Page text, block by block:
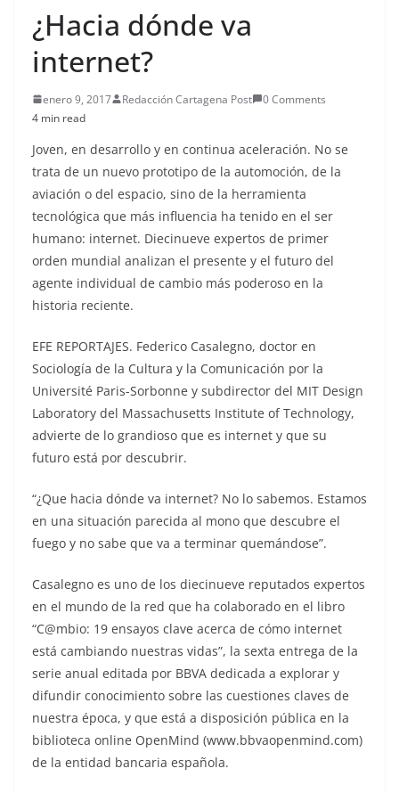
¿Hacia dónde va
internet?
enero 9, 2017 Redacción Cartagena Post
0 Comments
4 min read
Joven, en desarrollo y en continua aceleración. No se
trata de un nuevo prototipo de la automoción, de la
aviación o del espacio, sino de la herramienta
tecnológica que más influencia ha tenido en el ser
humano: internet. Diecinueve expertos de primer
orden mundial analizan el presente y el futuro del
agente individual de cambio más poderoso en la
historia reciente.
EFE REPORTAJES. Federico Casalegno, doctor en
Sociología de la Cultura y la Comunicación por la
Université Paris-Sorbonne y subdirector del MIT Design
Laboratory del Massachusetts Institute of Technology,
advierte de lo grandioso que es internet y que su
futuro está por descubrir.
“¿Que hacia dónde va internet? No lo sabemos. Estamos
en una situación parecida al mono que descubre el
fuego y no sabe que va a terminar quemándose”.
Casalegno es uno de los diecinueve reputados expertos
en el mundo de la red que ha colaborado en el libro
“C@mbio: 19 ensayos clave acerca de cómo internet
está cambiando nuestras vidas”, la sexta entrega de la
serie anual editada por BBVA dedicada a explorar y
difundir conocimiento sobre las cuestiones claves de
nuestra época, y que está a disposición pública en la
biblioteca online OpenMind (www.bbvaopenmind.com)
de la entidad bancaria española.